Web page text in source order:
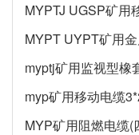
MYPTJ UGSP矿用
MYPT UYPT矿用
myptj矿用监视型橡
myp矿用移动电缆
MYP矿用阻燃电缆(